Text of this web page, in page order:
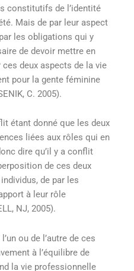
constitutifs de l’identité
Mais de par leur aspect
les obligations qui y
de devoir mettre en
ces deux aspects de la vie
pour la gente féminine
C. 2005).
étant donné que les deux
liées aux rôles qui en
dire qu’il y a conflit
de ces deux
de par les
à leur rôle
NJ, 2005).
ou de l’autre de ces
à l’équilibre de
la vie professionnelle